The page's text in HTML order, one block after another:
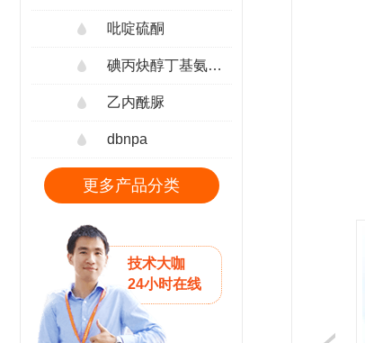
吡啶硫酮
碘丙炔醇丁基氨甲酸酯
乙内酰脲
dbnpa
更多产品分类
技术大咖
24小时在线